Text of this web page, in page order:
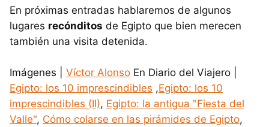
En próximas entradas hablaremos de algunos
lugares recónditos de Egipto que bien merecen
también una visita detenida.
Imágenes | Víctor Alonso En Diario del Viajero |
Egipto: los 10 imprescindibles ,Egipto: los 10
imprescindibles (II), Egipto: la antigua "Fiesta del
Valle", Cómo colarse en las pirámides de Egipto,